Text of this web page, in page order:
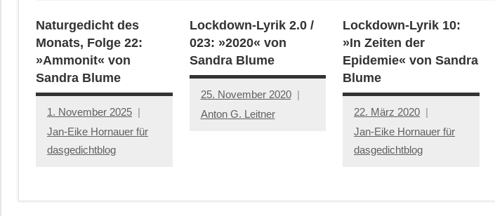
Naturgedicht des
Monats, Folge 22:
»Ammonit« von
Sandra Blume
1. November 2025
Jan-Eike Hornauer für
dasgedichtblog
Lockdown-Lyrik 2.0 /
023: »2020« von
Sandra Blume
25. November 2020
Anton G. Leitner
Lockdown-Lyrik 10:
»In Zeiten der
Epidemie« von Sandra
Blume
22. März 2020
Jan-Eike Hornauer für
dasgedichtblog